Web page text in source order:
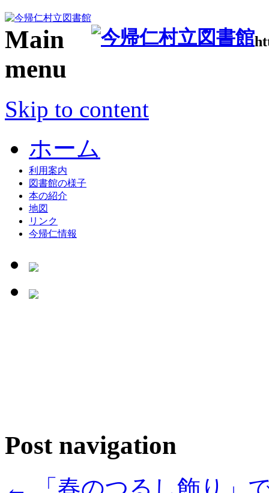
Main
menu
Skip to content
ホーム
利用案内
図書館の様子
本の紹介
地図
リンク
今帰仁情報
Post navigation
←
「春のつるし飾り」